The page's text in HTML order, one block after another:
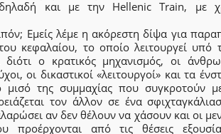
και με την Hellenic Train, με
Εμείς λέμε η ακόρεστη δίψα για
κεφαλαίου, το οποίο λειτουργεί υπό
διότι ο κρατικός μηχανισμός, οι
οι δικαστικοί «λειτουργοί» και τα
μισό της συμμαχίας που συγκροτούν
τον άλλον σε ένα
αν δεν θέλουν να χάσουν και οι
προέρχονται από τις θέσεις